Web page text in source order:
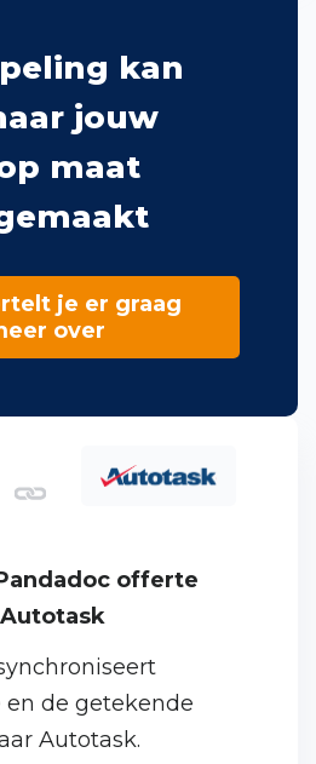
proces
Cases
bij One Portal
kan
jouw
maat
je er graag
over
offerte
de getekende
Autotask.